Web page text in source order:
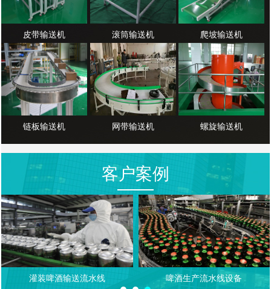
皮带输送机 滚筒输送机 爬坡输送机
链板输送机 网带输送机 螺旋输送机
客户案例
灌装啤酒输送流水线 啤酒生产流水线设备